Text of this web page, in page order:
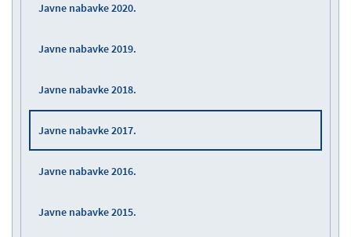
Javne nabavke 2020.
Javne nabavke 2019.
Javne nabavke 2018.
Javne nabavke 2017.
Javne nabavke 2016.
Javne nabavke 2015.